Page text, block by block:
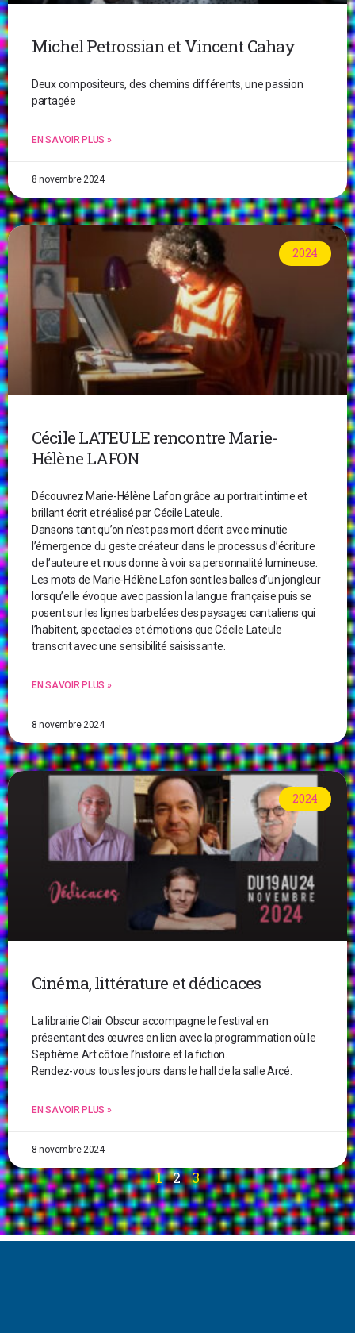
Michel Petrossian et Vincent Cahay
Deux compositeurs, des chemins différents, une passion
partagée
EN SAVOIR PLUS »
8 novembre 2024
2024
Cécile LATEULE rencontre Marie-
Hélène LAFON
Découvrez Marie-Hélène Lafon grâce au portrait intime et
brillant écrit et réalisé par Cécile Lateule.
Dansons tant qu’on n’est pas mort décrit avec minutie
l’émergence du geste créateur dans le processus d’écriture
de l’auteure et nous donne à voir sa personnalité lumineuse.
Les mots de Marie-Hélène Lafon sont les balles d’un jongleur
lorsqu’elle évoque avec passion la langue française puis se
posent sur les lignes barbelées des paysages cantaliens qui
l’habitent, spectacles et émotions que Cécile Lateule
transcrit avec une sensibilité saisissante.
EN SAVOIR PLUS »
8 novembre 2024
2024
Cinéma, littérature et dédicaces
La librairie Clair Obscur accompagne le festival en
présentant des œuvres en lien avec la programmation où le
Septième Art côtoie l’histoire et la fiction.
Rendez-vous tous les jours dans le hall de la salle Arcé.
EN SAVOIR PLUS »
8 novembre 2024
1 2 3